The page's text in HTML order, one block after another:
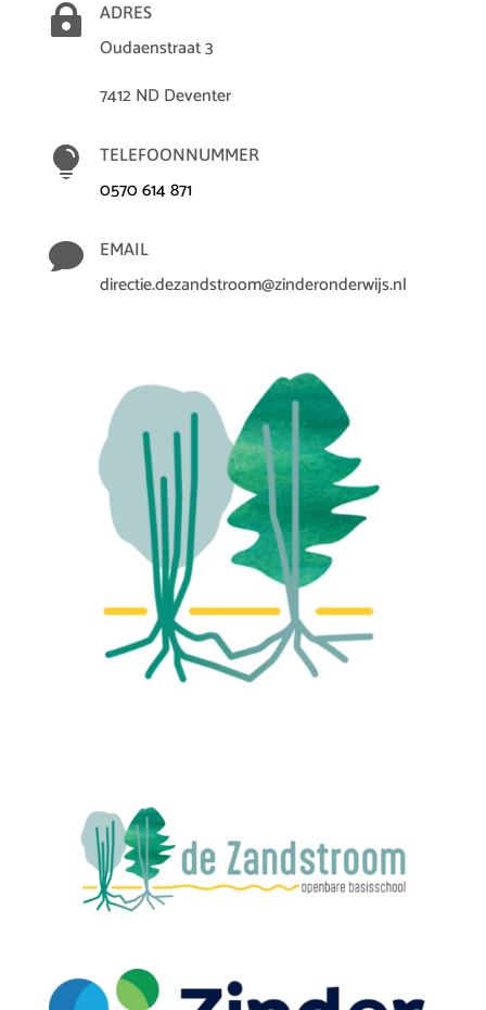
 ADRES
Oudaenstraat 3
7412 ND Deventer
 TELEFOONNUMMER
0570 614 871
 EMAIL
directie.dezandstroom@zinderonderwijs.nl